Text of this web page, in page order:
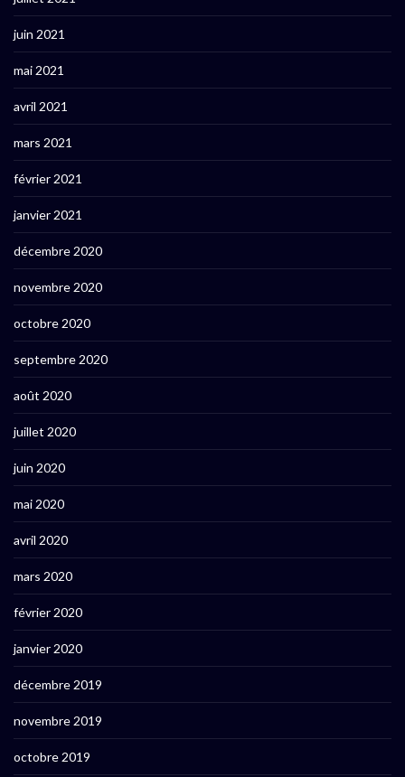
juin 2021
mai 2021
avril 2021
mars 2021
février 2021
janvier 2021
décembre 2020
novembre 2020
octobre 2020
septembre 2020
août 2020
juillet 2020
juin 2020
mai 2020
avril 2020
mars 2020
février 2020
janvier 2020
décembre 2019
novembre 2019
octobre 2019